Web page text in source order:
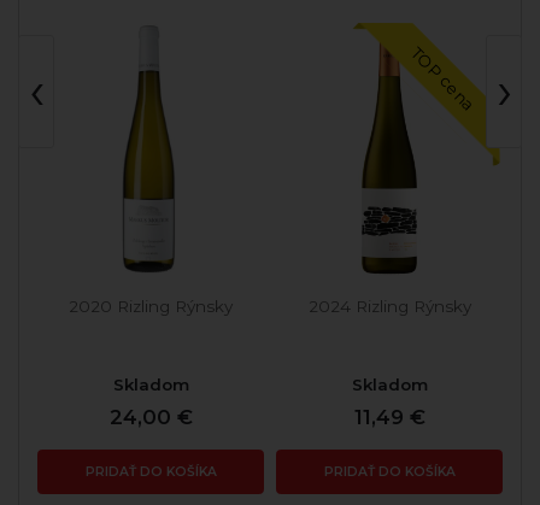
2020 Rizling Rýnsky
Skladom
24,00 €
PRIDAŤ DO KOŠÍKA
TOP cena
2024 Rizling Rýnsky
Skladom
11,49 €
PRIDAŤ DO KOŠÍKA
‹ ›